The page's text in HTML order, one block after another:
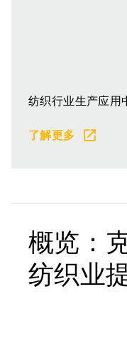
纺织行业生产应用
了解更多
概览：
纺织业